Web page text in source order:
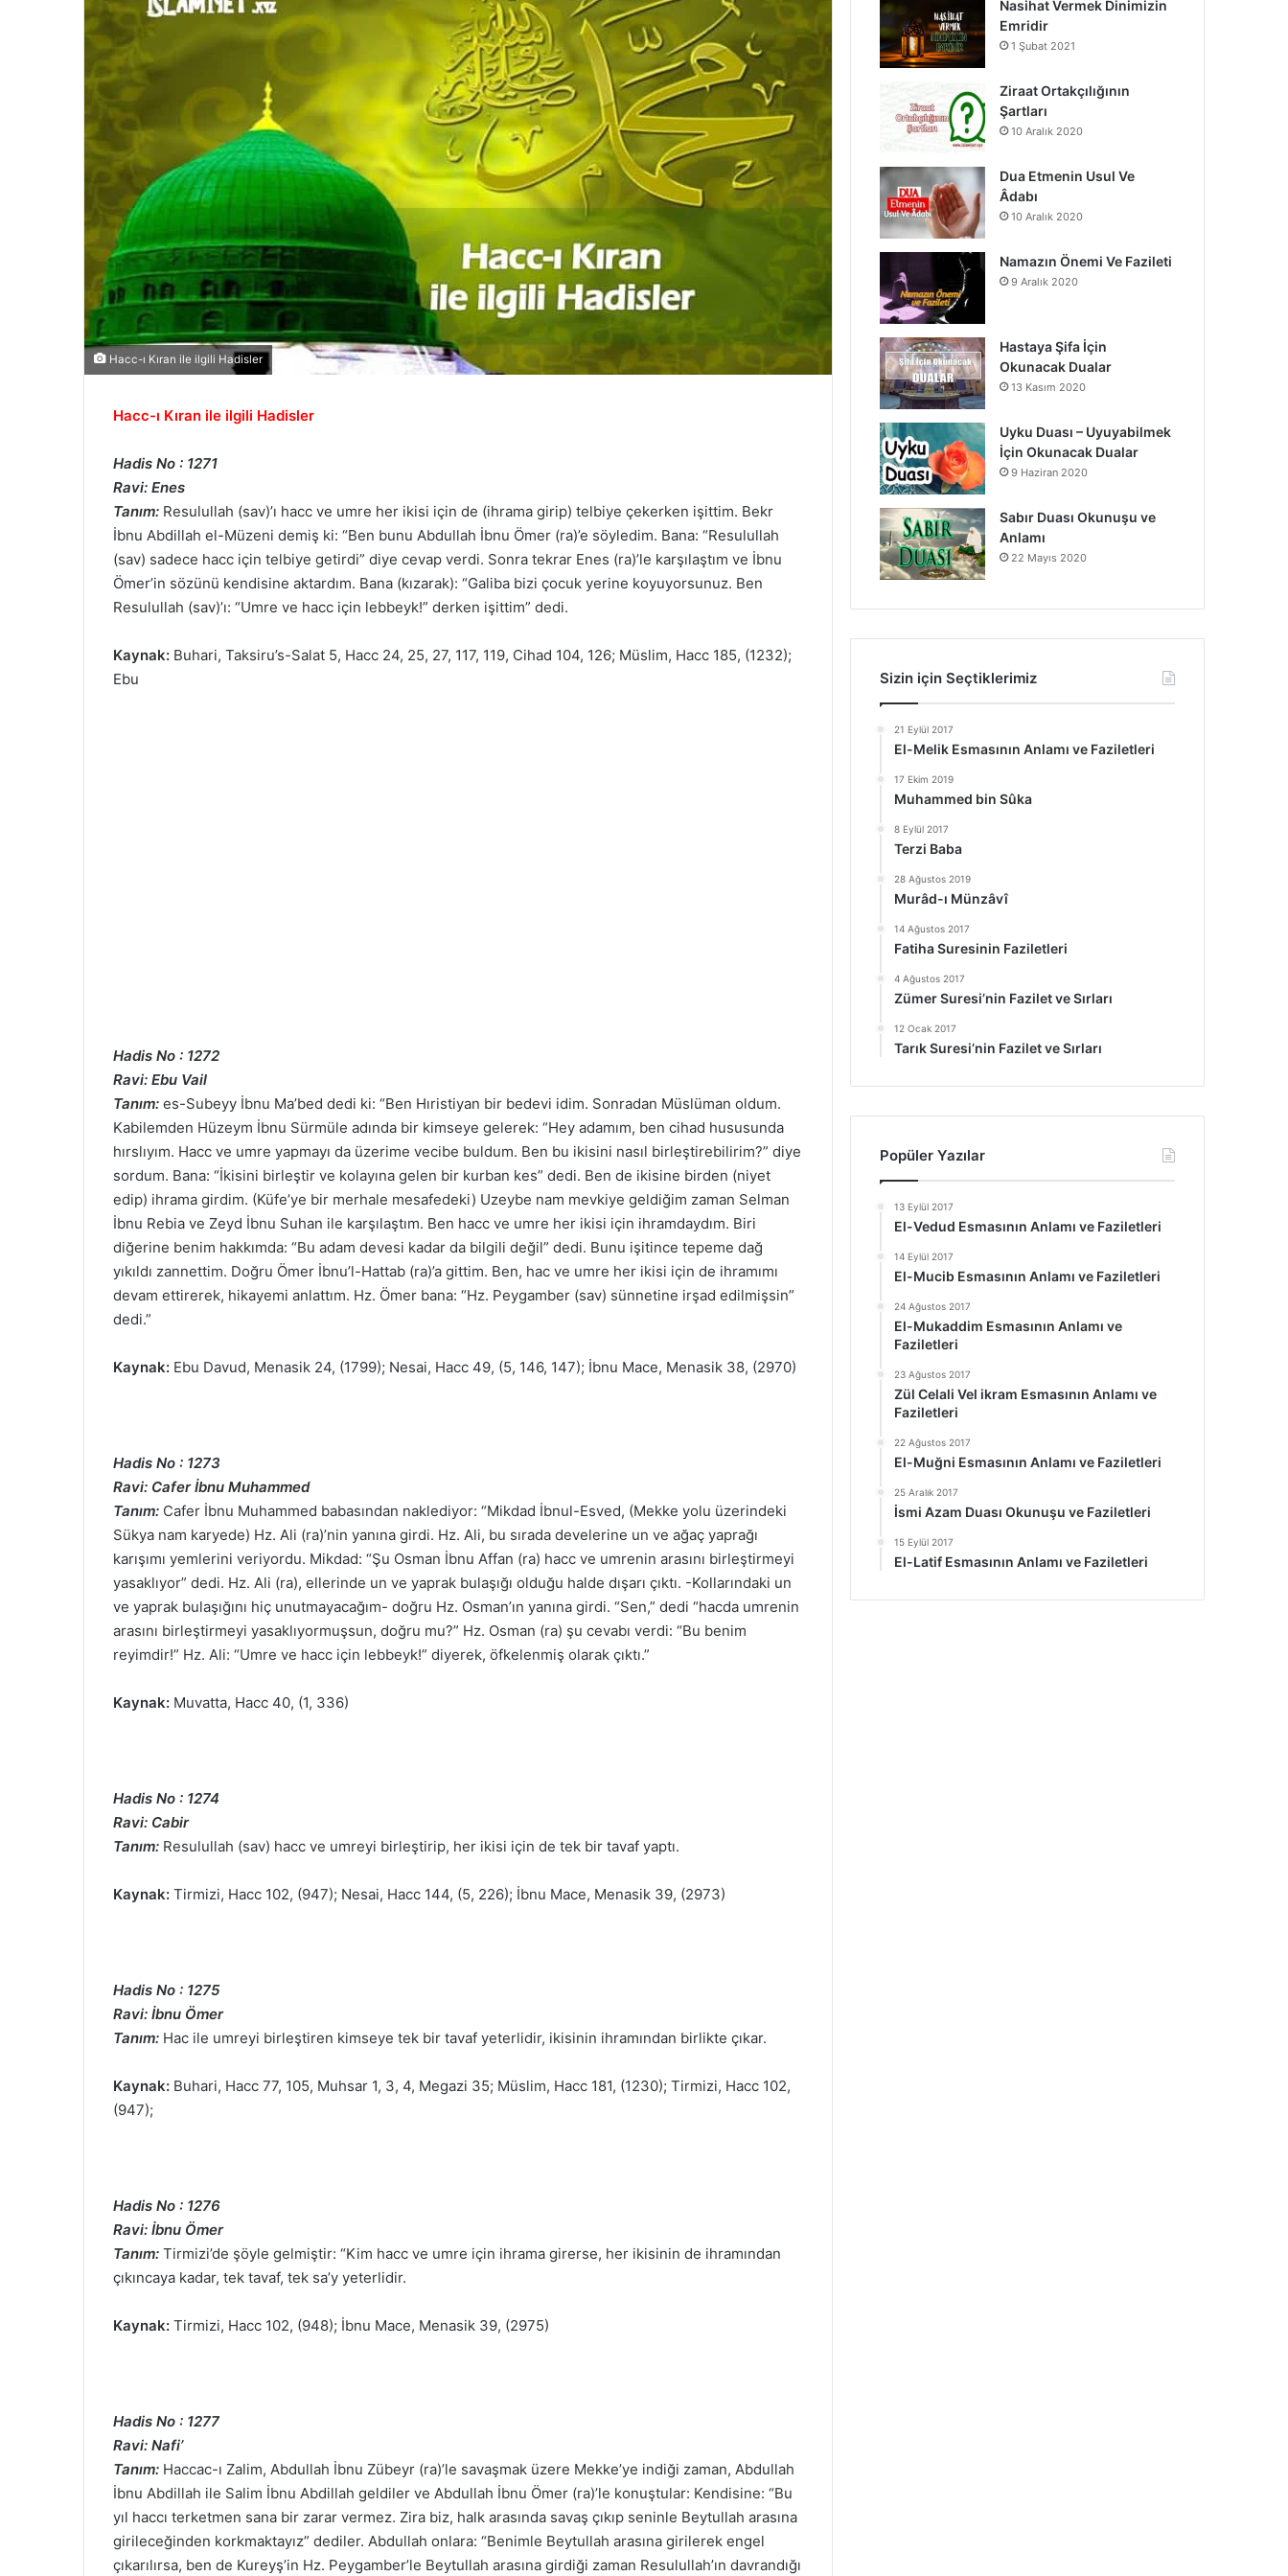
Hacc-ı Kıran ile ilgili Hadisler
Hacc-ı Kıran ile ilgili Hadisler
Hadis No : 1271
Ravi: Enes
Tanım: Resulullah (sav)’ı hacc ve umre her ikisi için de (ihrama girip) telbiye çekerken işittim. Bekr
İbnu Abdillah el-Müzeni demiş ki: “Ben bunu Abdullah İbnu Ömer (ra)’e söyledim. Bana: “Resulullah
(sav) sadece hacc için telbiye getirdi” diye cevap verdi. Sonra tekrar Enes (ra)’le karşılaştım ve İbnu
Ömer’in sözünü kendisine aktardım. Bana (kızarak): “Galiba bizi çocuk yerine koyuyorsunuz. Ben
Resulullah (sav)’ı: “Umre ve hacc için lebbeyk!” derken işittim” dedi.
Kaynak: Buhari, Taksiru’s-Salat 5, Hacc 24, 25, 27, 117, 119, Cihad 104, 126; Müslim, Hacc 185, (1232);
Ebu
Hadis No : 1272
Ravi: Ebu Vail
Tanım: es-Subeyy İbnu Ma’bed dedi ki: “Ben Hıristiyan bir bedevi idim. Sonradan Müslüman oldum.
Kabilemden Hüzeym İbnu Sürmüle adında bir kimseye gelerek: “Hey adamım, ben cihad hususunda
hırslıyım. Hacc ve umre yapmayı da üzerime vecibe buldum. Ben bu ikisini nasıl birleştirebilirim?” diye
sordum. Bana: “İkisini birleştir ve kolayına gelen bir kurban kes” dedi. Ben de ikisine birden (niyet
edip) ihrama girdim. (Küfe’ye bir merhale mesafedeki) Uzeybe nam mevkiye geldiğim zaman Selman
İbnu Rebia ve Zeyd İbnu Suhan ile karşılaştım. Ben hacc ve umre her ikisi için ihramdaydım. Biri
diğerine benim hakkımda: “Bu adam devesi kadar da bilgili değil” dedi. Bunu işitince tepeme dağ
yıkıldı zannettim. Doğru Ömer İbnu’l-Hattab (ra)’a gittim. Ben, hac ve umre her ikisi için de ihramımı
devam ettirerek, hikayemi anlattım. Hz. Ömer bana: “Hz. Peygamber (sav) sünnetine irşad edilmişsin”
dedi.”
Kaynak: Ebu Davud, Menasik 24, (1799); Nesai, Hacc 49, (5, 146, 147); İbnu Mace, Menasik 38, (2970)
Hadis No : 1273
Ravi: Cafer İbnu Muhammed
Tanım: Cafer İbnu Muhammed babasından naklediyor: “Mikdad İbnul-Esved, (Mekke yolu üzerindeki
Sükya nam karyede) Hz. Ali (ra)’nin yanına girdi. Hz. Ali, bu sırada develerine un ve ağaç yaprağı
karışımı yemlerini veriyordu. Mikdad: “Şu Osman İbnu Affan (ra) hacc ve umrenin arasını birleştirmeyi
yasaklıyor” dedi. Hz. Ali (ra), ellerinde un ve yaprak bulaşığı olduğu halde dışarı çıktı. -Kollarındaki un
ve yaprak bulaşığını hiç unutmayacağım- doğru Hz. Osman’ın yanına girdi. “Sen,” dedi “hacda umrenin
arasını birleştirmeyi yasaklıyormuşsun, doğru mu?” Hz. Osman (ra) şu cevabı verdi: “Bu benim
reyimdir!” Hz. Ali: “Umre ve hacc için lebbeyk!” diyerek, öfkelenmiş olarak çıktı.”
Kaynak: Muvatta, Hacc 40, (1, 336)
Hadis No : 1274
Ravi: Cabir
Tanım: Resulullah (sav) hacc ve umreyi birleştirip, her ikisi için de tek bir tavaf yaptı.
Kaynak: Tirmizi, Hacc 102, (947); Nesai, Hacc 144, (5, 226); İbnu Mace, Menasik 39, (2973)
Hadis No : 1275
Ravi: İbnu Ömer
Tanım: Hac ile umreyi birleştiren kimseye tek bir tavaf yeterlidir, ikisinin ihramından birlikte çıkar.
Kaynak: Buhari, Hacc 77, 105, Muhsar 1, 3, 4, Megazi 35; Müslim, Hacc 181, (1230); Tirmizi, Hacc 102,
(947);
Hadis No : 1276
Ravi: İbnu Ömer
Tanım: Tirmizi’de şöyle gelmiştir: “Kim hacc ve umre için ihrama girerse, her ikisinin de ihramından
çıkıncaya kadar, tek tavaf, tek sa’y yeterlidir.
Kaynak: Tirmizi, Hacc 102, (948); İbnu Mace, Menasik 39, (2975)
Hadis No : 1277
Ravi: Nafi’
Tanım: Haccac-ı Zalim, Abdullah İbnu Zübeyr (ra)’le savaşmak üzere Mekke’ye indiği zaman, Abdullah
İbnu Abdillah ile Salim İbnu Abdillah geldiler ve Abdullah İbnu Ömer (ra)’le konuştular: Kendisine: “Bu
yıl haccı terketmen sana bir zarar vermez. Zira biz, halk arasında savaş çıkıp seninle Beytullah arasına
girileceğinden korkmaktayız” dediler. Abdullah onlara: “Benimle Beytullah arasına girilerek engel
çıkarılırsa, ben de Kureyş’in Hz. Peygamber’le Beytullah arasına girdiği zaman Resulullah’ın davrandığı
o
o
k
b
g
a
Nasihat Vermek Dinimizin
Emridir
1 Şubat 2021
Ziraat Ortakçılığının
Şartları
10 Aralık 2020
Dua Etmenin Usul Ve
Âdabı
10 Aralık 2020
Namazın Önemi Ve Fazileti
9 Aralık 2020
Hastaya Şifa İçin
Okunacak Dualar
13 Kasım 2020
Uyku Duası – Uyuyabilmek
İçin Okunacak Dualar
9 Haziran 2020
Sabır Duası Okunuşu ve
Anlamı
22 Mayıs 2020
Sizin için Seçtiklerimiz
21 Eylül 2017
El-Melik Esmasının Anlamı ve Faziletleri
17 Ekim 2019
Muhammed bin Sûka
8 Eylül 2017
Terzi Baba
28 Ağustos 2019
Murâd-ı Münzâvî
14 Ağustos 2017
Fatiha Suresinin Faziletleri
4 Ağustos 2017
Zümer Suresi’nin Fazilet ve Sırları
12 Ocak 2017
Tarık Suresi’nin Fazilet ve Sırları
Popüler Yazılar
13 Eylül 2017
El-Vedud Esmasının Anlamı ve Faziletleri
14 Eylül 2017
El-Mucib Esmasının Anlamı ve Faziletleri
24 Ağustos 2017
El-Mukaddim Esmasının Anlamı ve
Faziletleri
23 Ağustos 2017
Zül Celali Vel ikram Esmasının Anlamı ve
Faziletleri
22 Ağustos 2017
El-Muğni Esmasının Anlamı ve Faziletleri
25 Aralık 2017
İsmi Azam Duası Okunuşu ve Faziletleri
15 Eylül 2017
El-Latif Esmasının Anlamı ve Faziletleri